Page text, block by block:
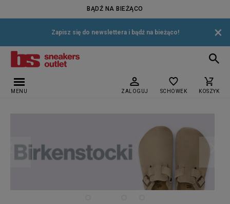
BĄDŹ NA BIEŻĄCO
Zapisz się do newslettera i bądź na bieżąco! ×
MENU ZALOGUJ SCHOWEK KOSZYK